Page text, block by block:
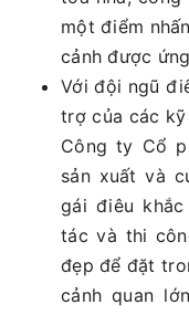
một điểm
cảnh được
Với đội ngũ
trợ của các
Công ty Cổ
sản xuất và
gái điêu
tác và thi
đẹp để đặt
cảnh quan